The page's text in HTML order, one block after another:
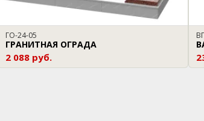
ГО-24-05
ГРАНИТНАЯ ОГРАДА
2 088 руб.